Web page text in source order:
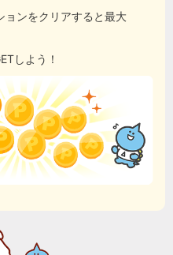
ョンをクリアすると最大
しよう！